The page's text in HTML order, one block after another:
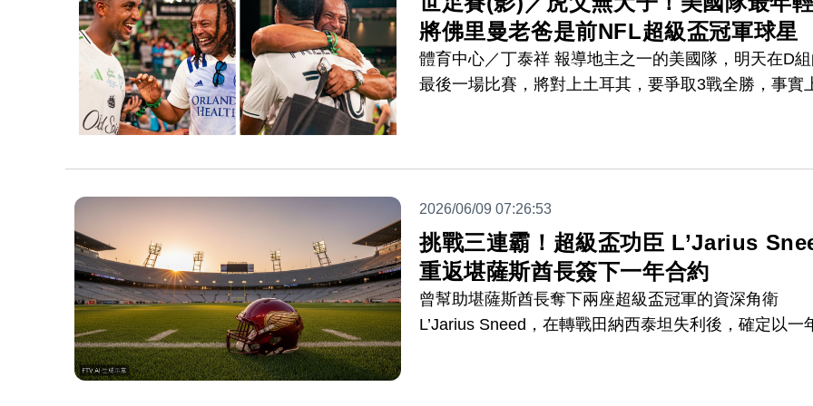
將佛里曼老爸是前NFL超級盃冠軍球星
體育中心／丁泰祥 報導地主之一的美國隊，明天在D
最後一場比賽，將對上土耳其，要爭取3戰全勝，事實
員安東尼奧.佛里曼(Antonio Freeman)。
2026/06/09 07:26:53
挑戰三連霸！超級盃功臣 L’Jarius
重返堪薩斯酋長簽下一年合約
曾幫助堪薩斯酋長奪下兩座超級盃冠軍的資深角衛
L’Jarius Sneed，在轉戰田納西泰坦失利後，確定以一